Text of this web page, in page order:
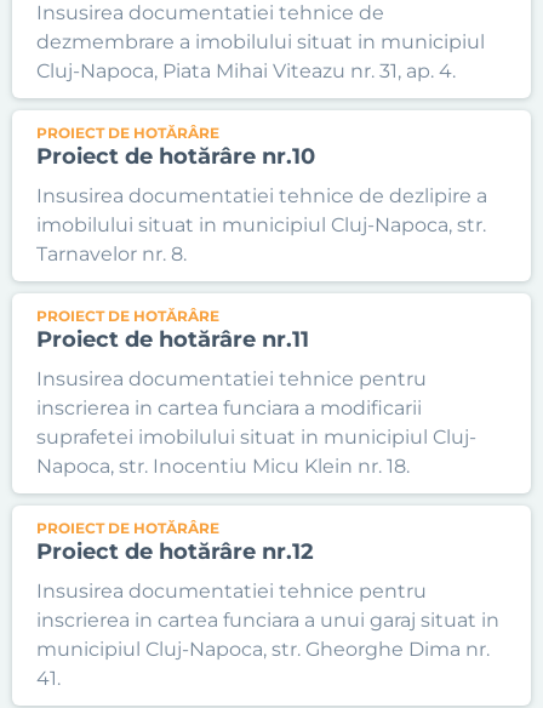
Insusirea documentatiei tehnice de
dezmembrare a imobilului situat in municipiul
Cluj-Napoca, Piata Mihai Viteazu nr. 31, ap. 4.
PROIECT DE HOTĂRÂRE
Proiect de hotărâre nr.10
Insusirea documentatiei tehnice de dezlipire a
imobilului situat in municipiul Cluj-Napoca, str.
Tarnavelor nr. 8.
PROIECT DE HOTĂRÂRE
Proiect de hotărâre nr.11
Insusirea documentatiei tehnice pentru
inscrierea in cartea funciara a modificarii
suprafetei imobilului situat in municipiul Cluj-
Napoca, str. Inocentiu Micu Klein nr. 18.
PROIECT DE HOTĂRÂRE
Proiect de hotărâre nr.12
Insusirea documentatiei tehnice pentru
inscrierea in cartea funciara a unui garaj situat in
municipiul Cluj-Napoca, str. Gheorghe Dima nr.
41.